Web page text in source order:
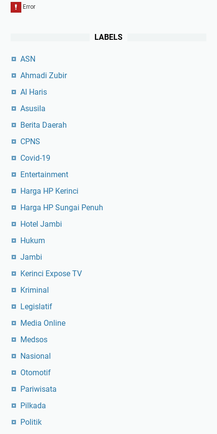
LABELS
ASN
Ahmadi Zubir
Al Haris
Asusila
Berita Daerah
CPNS
Covid-19
Entertainment
Harga HP Kerinci
Harga HP Sungai Penuh
Hotel Jambi
Hukum
Jambi
Kerinci Expose TV
Kriminal
Legislatif
Media Online
Medsos
Nasional
Otomotif
Pariwisata
Pilkada
Politik